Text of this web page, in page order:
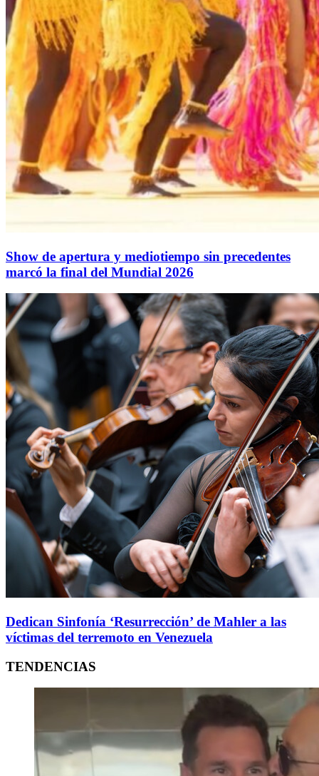
Show de apertura y mediotiempo sin precedentes
marcó la final del Mundial 2026
Dedican Sinfonía ‘Resurrección’ de Mahler a las
víctimas del terremoto en Venezuela
TENDENCIAS